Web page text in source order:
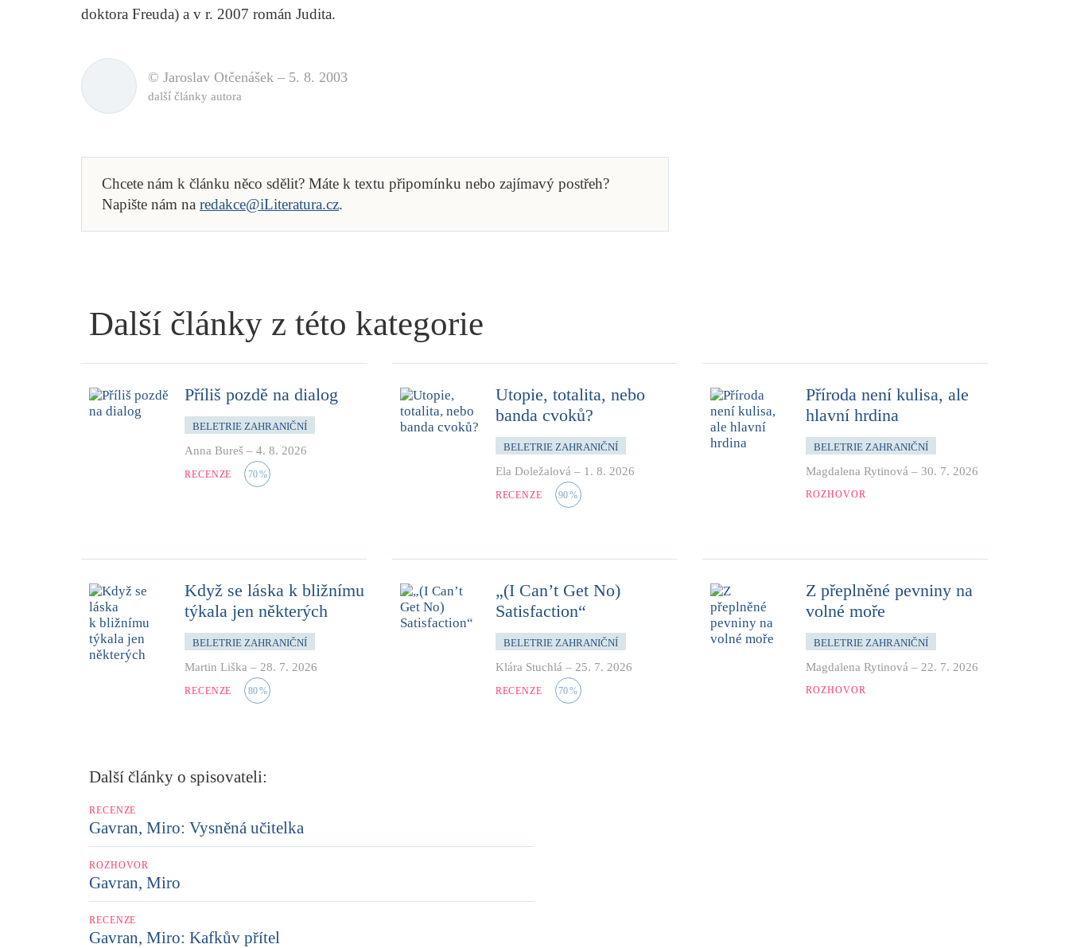
doktora Freuda) a v r. 2007 román Judita.
© Jaroslav Otčenášek – 5. 8. 2003
další články autora
Chcete nám k článku něco sdělit? Máte k textu připomínku nebo zajímavý postřeh?
Napište nám na redakce@iLiteratura.cz.
Další články z této kategorie
Příliš pozdě na dialog
BELETRIE ZAHRANIČNÍ
Anna Bureš – 4. 8. 2026
RECENZE 70%
Utopie, totalita, nebo
banda cvoků?
BELETRIE ZAHRANIČNÍ
Ela Doležalová – 1. 8. 2026
RECENZE 90%
Příroda není kulisa, ale
hlavní hrdina
BELETRIE ZAHRANIČNÍ
Magdalena Rytinová –30. 7. 2026
ROZHOVOR
Když se láska k bližnímu
týkala jen některých
BELETRIE ZAHRANIČNÍ
Martin Liška – 28. 7. 2026
RECENZE 80%
„(I Can’t Get No)
Satisfaction“
BELETRIE ZAHRANIČNÍ
Klára Stuchlá – 25. 7. 2026
RECENZE 70%
Z přeplněné pevniny na
volné moře
BELETRIE ZAHRANIČNÍ
Magdalena Rytinová – 22. 7. 2026
ROZHOVOR
Další články o spisovateli:
RECENZE
Gavran, Miro: Vysněná učitelka
ROZHOVOR
Gavran, Miro
RECENZE
Gavran, Miro: Kafkův přítel